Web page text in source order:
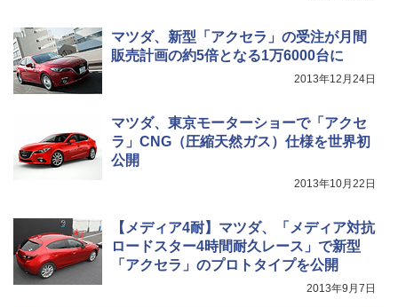
マツダ、新型「アクセラ」の受注が月間
販売計画の約5倍となる1万6000台に
2013年12月24日
マツダ、東京モーターショーで「アクセ
ラ」CNG（圧縮天然ガス）仕様を世界初
公開
2013年10月22日
【メディア4耐】マツダ、「メディア対抗
ロードスター4時間耐久レース」で新型
「アクセラ」のプロトタイプを公開
2013年9月7日